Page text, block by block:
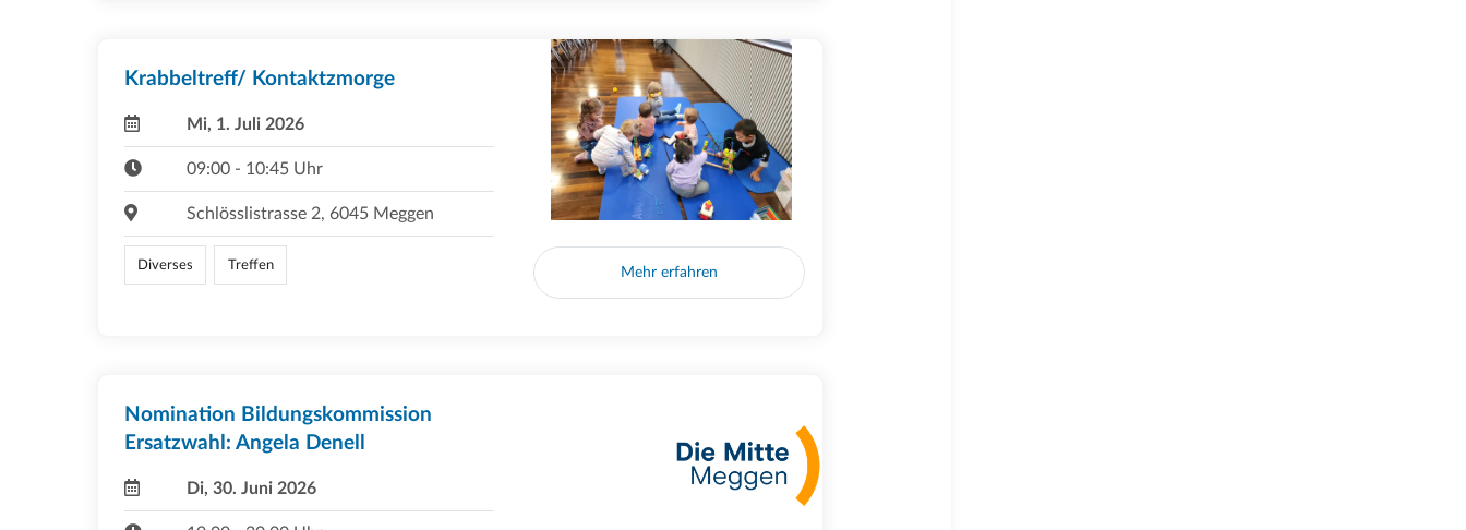
Krabbeltreff/ Kontaktzmorge
Mi, 1. Juli 2026
09:00 - 10:45 Uhr
Schlösslistrasse 2, 6045 Meggen
Diverses Treffen Mehr erfahren
Nomination Bildungskommission
Ersatzwahl: Angela Denell
Di, 30. Juni 2026